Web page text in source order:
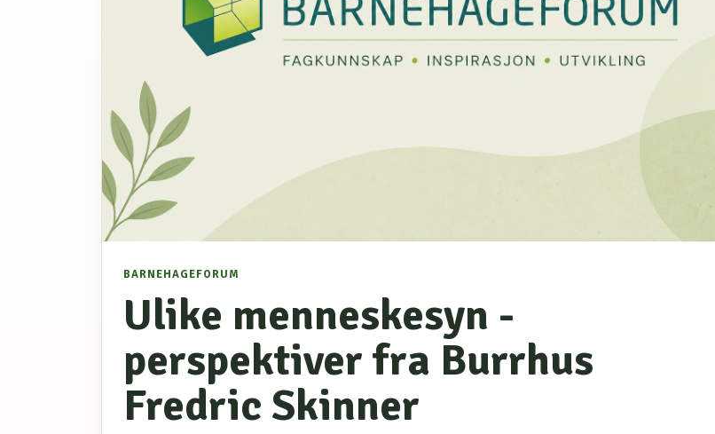
BARNEHAGEFORUM
Ulike menneskesyn -
perspektiver fra Burrhus
Fredric Skinner